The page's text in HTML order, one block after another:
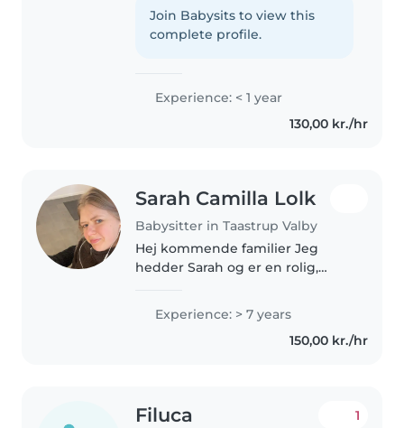
hyggeligt og sjovt at kunne lege,
være kreativ og skabe en tryg
Join Babysits to view this
complete profile.
Experience: < 1 year
130,00 kr./hr
Sarah Camilla Lolk
Babysitter in Taastrup Valby
Hej kommende familier Jeg
hedder Sarah og er en rolig,
Jeg er netop blevet optaget på
pædagoguddannelsen, fordi jeg
brænder for at arbejde med
Experience: > 7 years
150,00 kr./hr
Filuca 1